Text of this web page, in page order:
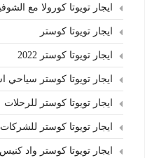
ايجار تويوتا كورولا مع
ايجار تويوتا كوستر
ايجار تويوتا كوستر 2022
ايجار تويوتا كوستر سياحي
ايجار تويوتا كوستر للرحلات
ايجار تويوتا كوستر للشركات
ايجار تويوتا كوستر واد كنيس